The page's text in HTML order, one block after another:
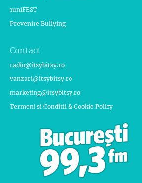
1uniFEST
Prevenire Bullying
Contact
radio@itsybitsy.ro
vanzari@itsybitsy.ro
marketing@itsybitsy.ro
Termeni si Conditii & Cookie Policy